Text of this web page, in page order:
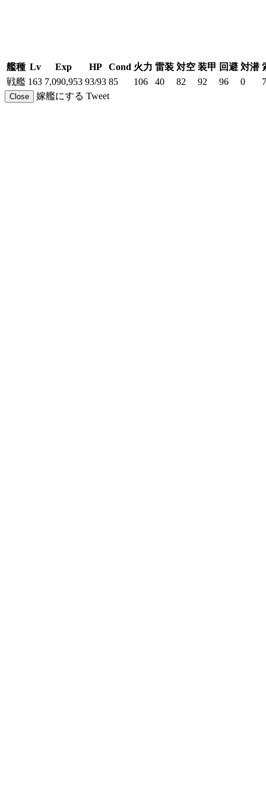
艦種 Lv Exp HP Cond 火力 雷装 対空 装甲 回避 対潜
戦艦 163 7,090,953 93/93 85 106 40 82 92 96 0
Close 嫁艦にする Tweet